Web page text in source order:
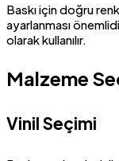
Baskı için doğru
ayarlanması
olarak kullanılır.
Malzeme
Vinil Seçimi